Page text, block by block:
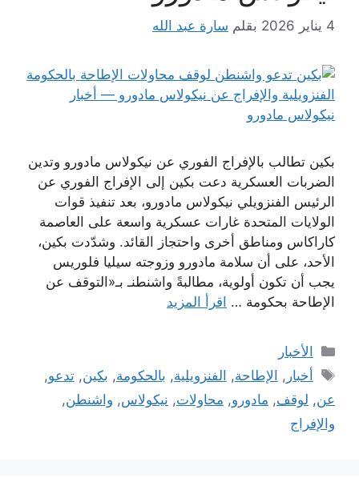
4 يناير 2026 بقلم سارة عبد الله
بكين تطالب بالإفراج الفوري عن نيكولاس مادورو وتدين
الضربات العسكرية دعت بكين إلى الإفراج الفوري عن
الرئيس الفنزويلي نيكولاس مادورو، بعد تنفيذ قوات
الولايات المتحدة غارات عسكرية واسعة على العاصمة
كاراكاس ومناطق أخرى واحتجاز القائد. وشدّدت بكين،
الأحد، على أن سلامة مادورو وزوجته سيليا فلوريس
يجب أن تكون أولوية، مطالبةً واشنطنـ بـ«التوقف عن
الإطاحة بحكومة … اقرأ المزيد
التصنيفات
الأخبار
الوسوم
أخبار , الإطاحة, الفنزويلية, بالحكومة, بكين,تدعو,
عن, لوقف, مادورو, محاولات, نيكولاس, واشنطن,
والإفراج